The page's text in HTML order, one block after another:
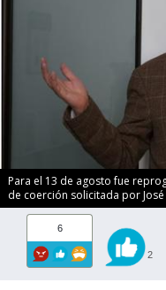
Para el 13 de agosto fue
de coerción solicitada por
6
2